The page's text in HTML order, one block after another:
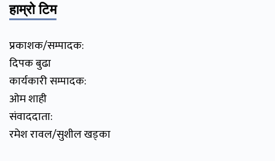
हाम्रो टिम
प्रकाशक/सम्पादक:
दिपक बुढा
कार्यकारी सम्पादक:
ओम शाही
संवाददाता:
रमेश रावल/सुशील खड्का